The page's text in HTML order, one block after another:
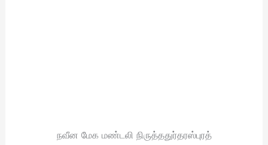
நவீன மேக மண்டலி நிருத்ததுர்தரஸ்புரத்